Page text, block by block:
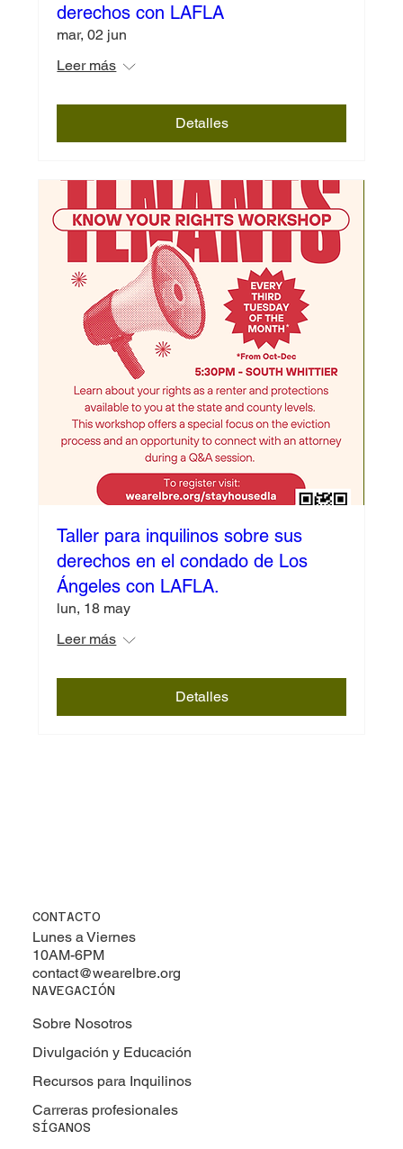
derechos con LAFLA
mar, 02 jun
Leer más
Detalles
Taller para inquilinos sobre sus
derechos en el condado de Los
Ángeles con LAFLA.
lun, 18 may
Leer más
Detalles
CONTACTO
Lunes a Viernes
10AM-6PM
contact@wearelbre.org
NAVEGACIÓN
Sobre Nosotros
Divulgación y Educación
Recursos para Inquilinos
Carreras profesionales
SÍGANOS